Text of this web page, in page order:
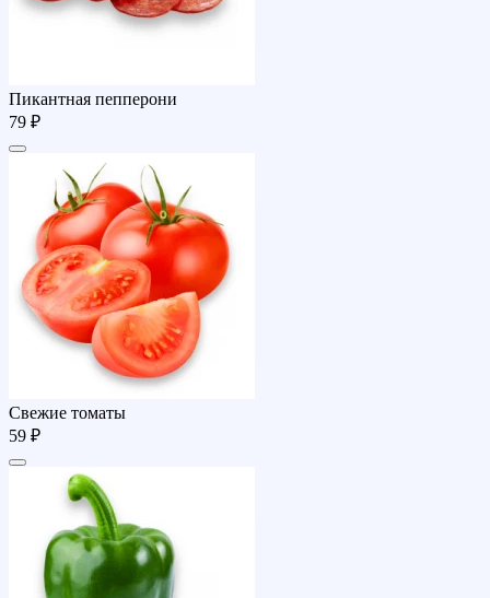
Пикантная пепперони
79 ₽
Свежие томаты
59 ₽